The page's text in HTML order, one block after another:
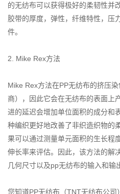
的无纺布可以获得极好的柔韧性并
胶带的厚度，弹性，纤维特性，压
件。
2. Mike Rex方法
Mike Rex方法在PP无纺布的挤压
商），因此它会在无纺布的表面上
进​​的延迟会增加单位面积的成分和
种编织更好地改善了非织造织物的
果可以通过测量单元面积的生长程
伸长率来评估。因此，该方法的解
几何尺寸以及pp无纺布的输入和输
您知道PP无纺布（TNT无纺布公司